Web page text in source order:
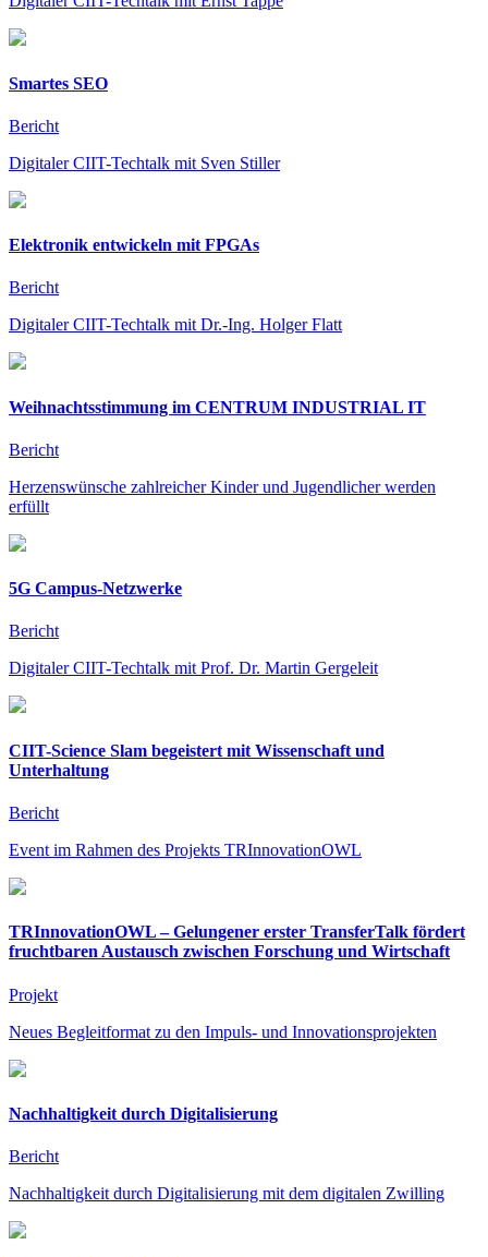
Smartes SEO
Bericht
Digitaler CIIT-Techtalk mit Sven Stiller
Elektronik entwickeln mit FPGAs
Bericht
Digitaler CIIT-Techtalk mit Dr.-Ing. Holger Flatt
Weihnachtsstimmung im CENTRUM INDUSTRIAL IT
Bericht
Herzenswünsche zahlreicher Kinder und Jugendlicher werden
erfüllt
5G Campus-Netzwerke
Bericht
Digitaler CIIT-Techtalk mit Prof. Dr. Martin Gergeleit
CIIT-Science Slam begeistert mit Wissenschaft und
Unterhaltung
Bericht
Event im Rahmen des Projekts TRInnovationOWL
TRInnovationOWL – Gelungener erster TransferTalk fördert
fruchtbaren Austausch zwischen Forschung und Wirtschaft
Projekt
Neues Begleitformat zu den Impuls- und Innovationsprojekten
Nachhaltigkeit durch Digitalisierung
Bericht
Nachhaltigkeit durch Digitalisierung mit dem digitalen Zwilling